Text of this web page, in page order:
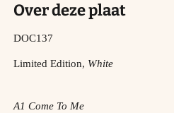
Over deze plaat
DOC137
Limited Edition, White
A1 Come To Me